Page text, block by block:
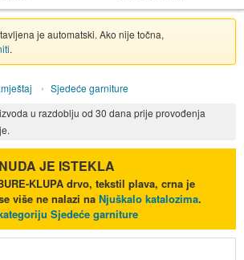
je automatski. Ako nije točna,
.
Sjedeće garniture
u razdoblju od 30 dana prije provođenja
JE ISTEKLA
KLUPA drvo, tekstil plava, crnaje
više ne nalazi na Njuškalo katalozima.
Sjedeće garniture